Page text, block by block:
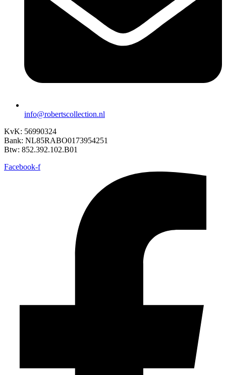
info@robertscollection.nl
KvK: 56990324
Bank: NL85RABO0173954251
Btw: 852.392.102.B01
Facebook-f